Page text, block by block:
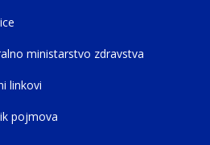
ministarstvo zdravstva
linkovi
pojmova